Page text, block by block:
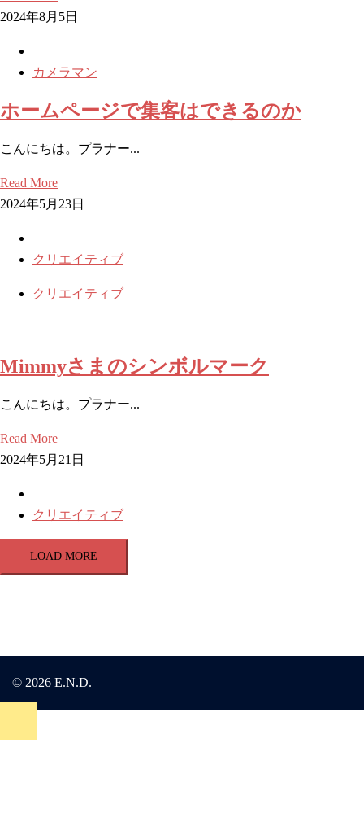
2024年8月5日
カメラマン
ホームページで集客はできるのか
こんにちは。プラナー...
Read More
2024年5月23日
クリエイティブ
クリエイティブ
Mimmyさまのシンボルマーク
こんにちは。プラナー...
Read More
2024年5月21日
クリエイティブ
LOAD MORE
© 2026 E.N.D.